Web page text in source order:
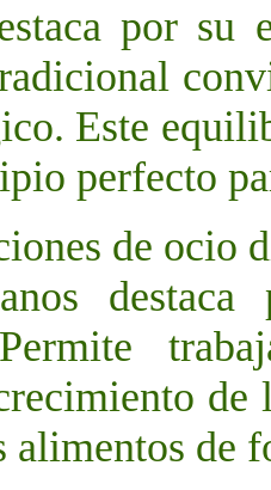
por su
Este
perfecto
de ocio
de
alimentos de